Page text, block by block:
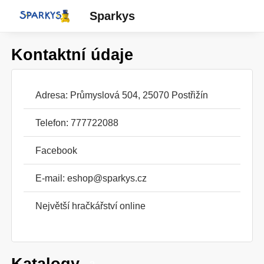
Sparkys
Kontaktní údaje
Adresa: Průmyslová 504, 25070 Postřižín
Telefon: 777722088
Facebook
E-mail: eshop@sparkys.cz
Největší hračkářství online